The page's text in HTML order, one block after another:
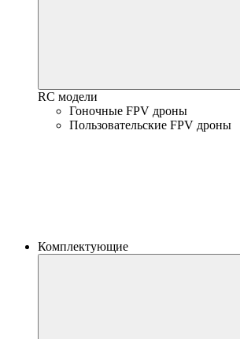
RC модели
Гоночные FPV дроны
Пользовательские FPV дроны
Комплектующие